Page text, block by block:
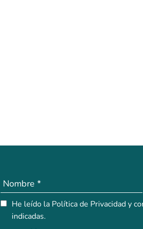
He leído la Política de Privacidad y
indicadas.